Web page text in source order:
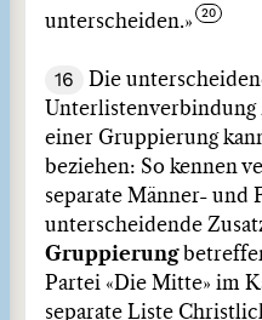
unterscheiden.»
16
Die
Unterlistenverbindung
einer Gruppierung
beziehen: So kennen
separate Männer- und
unterscheidende
Gruppierung
Partei «Die Mitte» im
separate Liste